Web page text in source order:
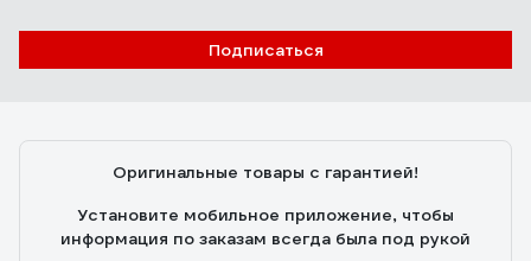
Подписаться
Оригинальные товары с гарантией!
Установите мобильное приложение, чтобы
информация по заказам всегда была под рукой